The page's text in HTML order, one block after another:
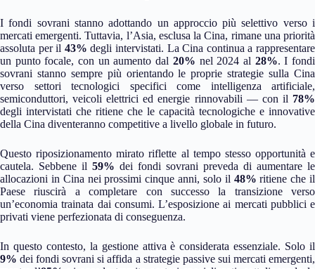
I fondi sovrani stanno adottando un approccio più selettivo verso i
mercati emergenti. Tuttavia, l’Asia, esclusa la Cina, rimane una priorità
assoluta per il 43% degli intervistati. La Cina continua a rappresentare
un punto focale, con un aumento dal 20% nel 2024 al 28%. I fondi
sovrani stanno sempre più orientando le proprie strategie sulla Cina
verso settori tecnologici specifici come intelligenza artificiale,
semiconduttori, veicoli elettrici ed energie rinnovabili — con il 78%
degli intervistati che ritiene che le capacità tecnologiche e innovative
della Cina diventeranno competitive a livello globale in futuro.
Questo riposizionamento mirato riflette al tempo stesso opportunità e
cautela. Sebbene il 59% dei fondi sovrani preveda di aumentare le
allocazioni in Cina nei prossimi cinque anni, solo il 48%ritiene che il
Paese riuscirà a completare con successo la transizione verso
un’economia trainata dai consumi. L’esposizione ai mercati pubblici e
privati viene perfezionata di conseguenza.
In questo contesto, la gestione attiva è considerata essenziale. Solo il
9% dei fondi sovrani si affida a strategie passive sui mercati emergenti,